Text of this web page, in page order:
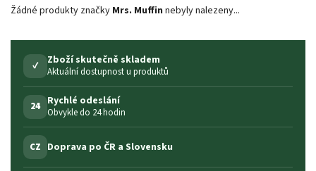
Žádné produkty značky Mrs. Muffin nebyly nalezeny...
✓ Zboží skutečně skladem
Aktuální dostupnost u produktů
24 Rychlé odeslání
Obvykle do 24 hodin
CZ Doprava po ČR a Slovensku